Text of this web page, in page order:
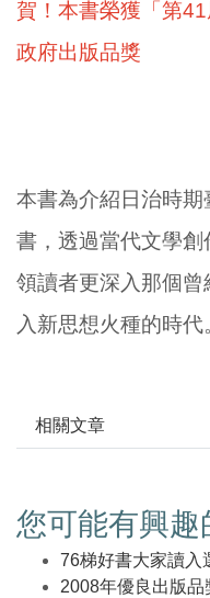
賀！本書榮獲「第
政府出版品獎
本書為介紹日治時
書，透過當代文學
領讀者更深入那個
入新思想火種的時代
相關文章
您可能有興趣
76梯好書大家讀入
2008年優良出版